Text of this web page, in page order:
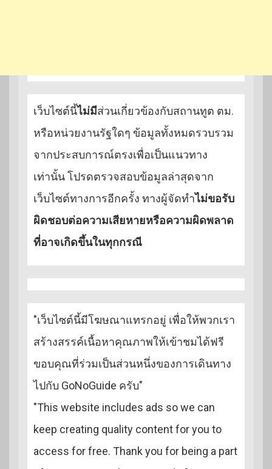
เว็บไซต์นี้ไม่มีส่วนเกี่ยวข้องกับสถานทูต ตม.
หรือหน่วยงานรัฐใดๆ ข้อมูลทั้งหมดรวบรวม
จากประสบการณ์ตรงเพื่อเป็นแนวทาง
เท่านั้น โปรดตรวจสอบข้อมูลล่าสุดจาก
เว็บไซต์ทางการอีกครั้ง ทางผู้จัดทำไม่ขอรับ
ผิดชอบต่อความเสียหายหรือความผิดพลาด
ที่อาจเกิดขึ้นในทุกกรณี
"เว็บไซต์นี้มีโฆษณาแทรกอยู่ เพื่อให้พวกเรา
สร้างสรรค์เนื้อหาคุณภาพให้เข้าชมได้ฟรี
ขอบคุณที่ร่วมเป็นส่วนหนึ่งของการเดินทาง
ไปกับ GoNoGuide ครับ"
"This website includes ads so we can
keep creating quality content for you to
access for free. Thank you for being a part